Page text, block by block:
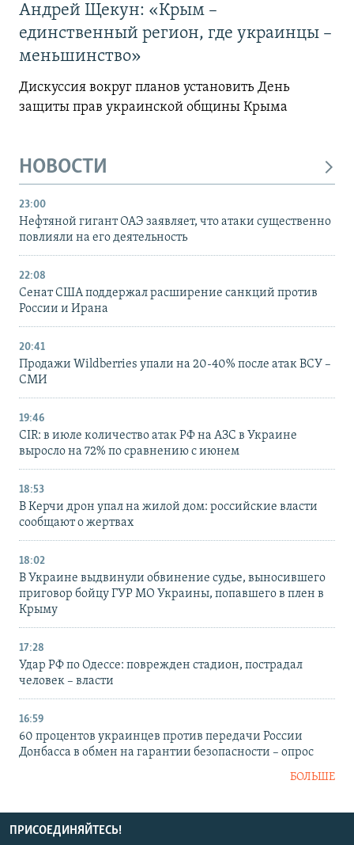
Андрей Щекун: «Крым –
единственный регион, где украинцы –
меньшинство»
Дискуссия вокруг планов установить День
защиты прав украинской общины Крыма
НОВОСТИ
23:00
Нефтяной гигант ОАЭ заявляет, что атаки существенно
повлияли на его деятельность
22:08
Сенат США поддержал расширение санкций против
России и Ирана
20:41
Продажи Wildberries упали на 20-40% после атак ВСУ –
СМИ
19:46
CIR: в июле количество атак РФ на АЗС в Украине
выросло на 72% по сравнению с июнем
18:53
В Керчи дрон упал на жилой дом: российские власти
сообщают о жертвах
18:02
В Украине выдвинули обвинение судье, выносившего
приговор бойцу ГУР МО Украины, попавшего в плен в
Крыму
17:28
Удар РФ по Одессе: поврежден стадион, пострадал
человек – власти
16:59
60 процентов украинцев против передачи России
Донбасса в обмен на гарантии безопасности – опрос
БОЛЬШЕ
ПРИСОЕДИНЯЙТЕСЬ!